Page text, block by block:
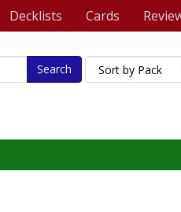
Decklists Cards
Search